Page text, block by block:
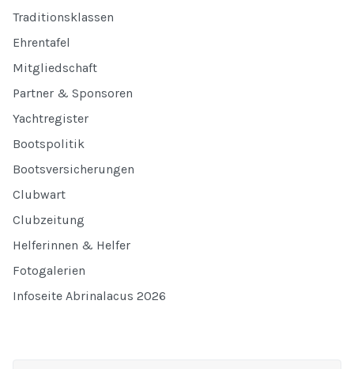
Traditionsklassen
Ehrentafel
Mitgliedschaft
Partner & Sponsoren
Yachtregister
Bootspolitik
Bootsversicherungen
Clubwart
Clubzeitung
Helferinnen & Helfer
Fotogalerien
Infoseite Abrinalacus 2026